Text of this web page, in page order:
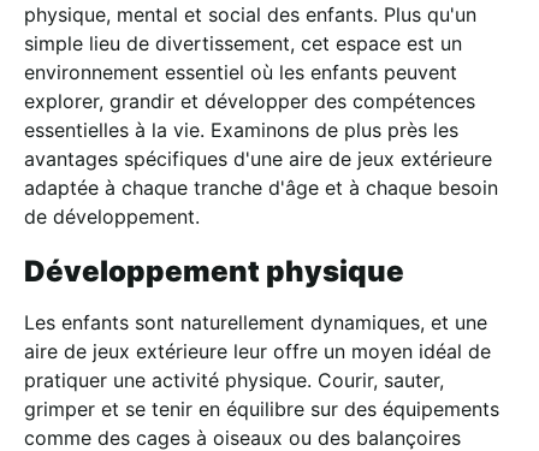
physique, mental et social des enfants. Plus qu'un
simple lieu de divertissement, cet espace est un
environnement essentiel où les enfants peuvent
explorer, grandir et développer des compétences
essentielles à la vie. Examinons de plus près les
avantages spécifiques d'une aire de jeux extérieure
adaptée à chaque tranche d'âge et à chaque besoin
de développement.
Développement physique
Les enfants sont naturellement dynamiques, et une
aire de jeux extérieure leur offre un moyen idéal de
pratiquer une activité physique. Courir, sauter,
grimper et se tenir en équilibre sur des équipements
comme des cages à oiseaux ou des balançoires